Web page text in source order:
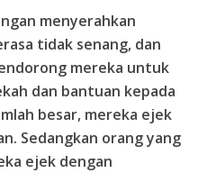
menyerahkan
tidak senang, dan
mereka untuk
dan bantuan kepada
besar, mereka ejek
Sedangkan orang yang
ejek dengan